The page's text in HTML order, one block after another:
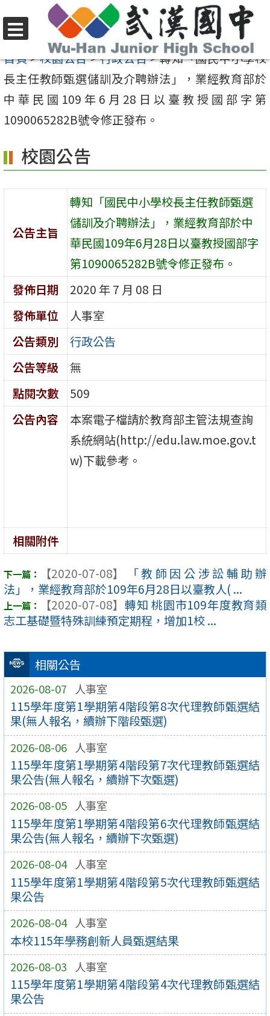
至
要
內
容
選
單
首頁>校園公告>行政公告>轉知「國民中小學校
長主任教師甄選儲訓及介聘辦法」，業經教育部於
中華民國109年6月28日以臺教授國部字第
1090065282B號令修正發布。
相關公告
2026-08-07 人事室
115學年度第1學期第4階段第8次代理教師甄選結
果(無人報名，續辦下階段甄選)
2026-08-06 人事室
115學年度第1學期第4階段第7次代理教師甄選結
果公告(無人報名，續辦下次甄選)
2026-08-05 人事室
115學年度第1學期第4階段第6次代理教師甄選結
果公告(無人報名，續辦下次甄選)
2026-08-04 人事室
115學年度第1學期第4階段第5次代理教師甄選結
果公告
2026-08-04 人事室
本校115年學務創新人員甄選結果
2026-08-03 人事室
115學年度第1學期第4階段第4次代理教師甄選結
果公告
校園公告
公告主旨
轉知「國民中小學校長主任教師甄選
儲訓及介聘辦法」，業經教育部於中
華民國109年6月28日以臺教授國部字
第1090065282B號令修正發布。
發佈日期
2020 年 7 月 08 日
發佈單位
人事室
公告類別
行政公告
公告等級
無
點閱次數
509
公告內容
本案電子檔請於教育部主管法規查詢
系統網站(http://edu.law.moe.gov.t
w)下載參考。
相關附件
【2020-07-08】
「教師因公涉訟輔助辦
法」，業經教育部於109年6月28日以臺教人( ...
【2020-07-08】 轉知 桃園市109年度教育類
志工基礎暨特殊訓練預定期程，增加1校 ...